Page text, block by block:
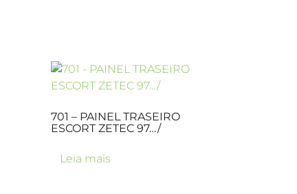
701 – PAINEL TRASEIRO
ESCORT ZETEC 97…/
Leia mais